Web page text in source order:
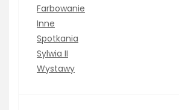
Farbowanie
Inne
Spotkania
Sylwia II
Wystawy